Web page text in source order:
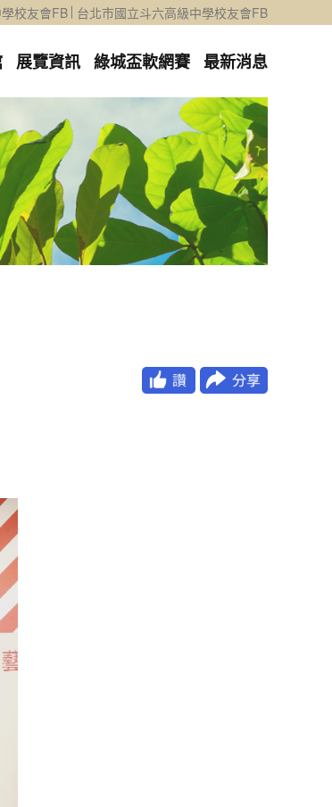
校友會FB 台北市國立斗六高級中學校友會FB
展覽資訊 綠城盃軟網賽 最新消息